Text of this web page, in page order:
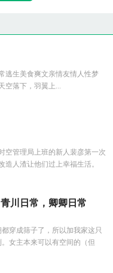
逃生美食爽文亲情友情人性梦
空落下，羽翼上...
空管理局上班的新人裴彦第一次
人渣让他们过上幸福生活。
川日常，卿卿日常
穿成筛子了，所以加我家这只
女主本来可以有空间的（但